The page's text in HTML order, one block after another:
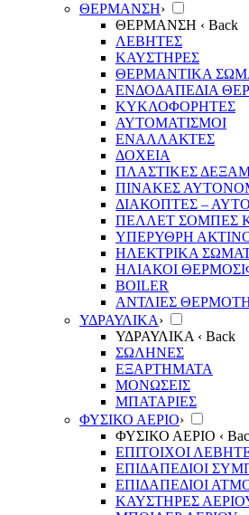
ΘΕΡΜΑΝΣΗ›
ΘΕΡΜΑΝΣΗ ‹ Back
ΛΕΒΗΤΕΣ
ΚΑΥΣΤΗΡΕΣ
ΘΕΡΜΑΝΤΙΚΑ
ΕΝΔΟΔΑΠΕΔΙΑ
ΚΥΚΛΟΦΟΡΗΤΕΣ
ΑΥΤΟΜΑΤΙΣΜΟΙ
ΕΝΑΛΛΑΚΤΕΣ
ΔΟΧΕΙΑ
ΠΛΑΣΤΙΚΕΣ
ΠΙΝΑΚΕΣ
ΔΙΑΚΟΠΤΕΣ –
ΠΕΛΛΕΤ ΣΟΜΠΕΣ
ΥΠΕΡΥΘΡΗ
ΗΛΕΚΤΡΙΚΑ
ΗΛΙΑΚΟΙ
BOILER
ΑΝΤΛΙΕΣ
ΥΔΡΑΥΛΙΚΑ›
ΥΔΡΑΥΛΙΚΑ ‹ Back
ΣΩΛΗΝΕΣ
ΕΞΑΡΤΗΜΑΤΑ
ΜΟΝΩΣΕΙΣ
ΜΠΑΤΑΡΙΕΣ
ΦΥΣΙΚΟ ΑΕΡΙΟ›
ΦΥΣΙΚΟ ΑΕΡΙΟ ‹
ΕΠΙΤΟΙΧΟΙ
ΕΠΙΔΑΠΕΔΙΟΙ
ΕΠΙΔΑΠΕΔΙΟΙ
ΚΑΥΣΤΗΡΕΣ